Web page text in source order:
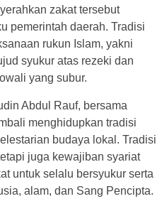
zakat tersebut
pemerintah daerah. Tradisi
rukun Islam, yakni
syukur atas rezeki dan
yang subur.
Abdul Rauf, bersama
menghidupkan tradisi
budaya lokal. Tradisi
juga kewajiban syariat
untuk selalu bersyukur serta
alam, dan Sang Pencipta.